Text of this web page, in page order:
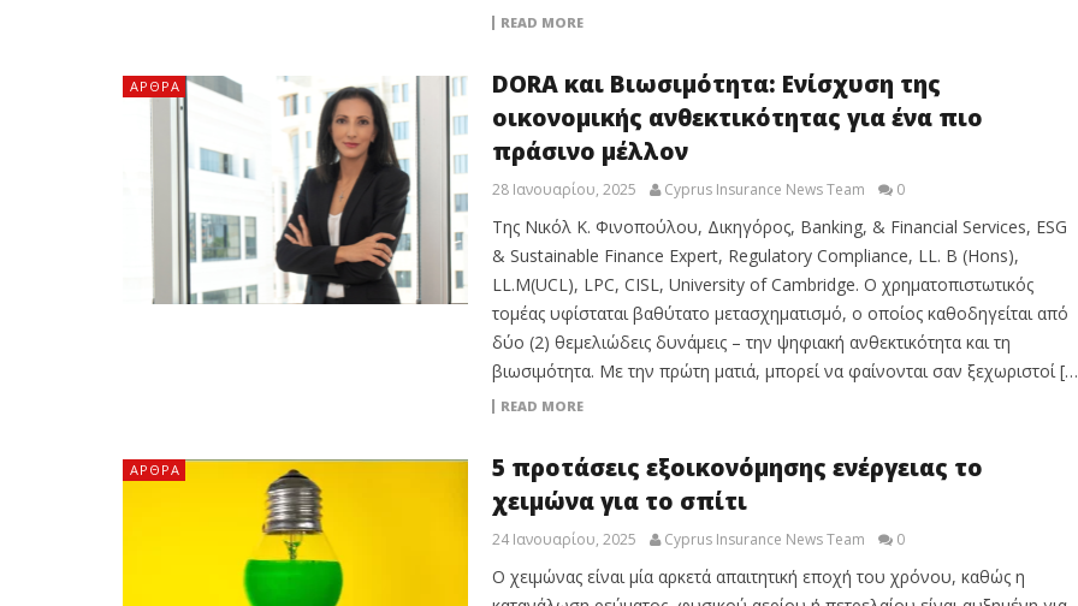
READ MORE
ΆΡΘΡΑ
DORA και Βιωσιμότητα: Ενίσχυση της
οικονομικής ανθεκτικότητας για ένα πιο
πράσινο μέλλον
28 Ιανουαρίου, 2025 Cyprus Insurance News Team 0
Της Νικόλ K. Φινοπούλου, Δικηγόρος, Banking, & Financial Services, ESG
& Sustainable Finance Expert, Regulatory Compliance, LL. B (Hons),
LL.M(UCL), LPC, CISL, University of Cambridge. Ο χρηματοπιστωτικός
τομέας υφίσταται βαθύτατο μετασχηματισμό, ο οποίος καθοδηγείται από
δύο (2) θεμελιώδεις δυνάμεις – την ψηφιακή ανθεκτικότητα και τη
βιωσιμότητα. Με την πρώτη ματιά, μπορεί να φαίνονται σαν ξεχωριστοί
READ MORE
ΆΡΘΡΑ
5 προτάσεις εξοικονόμησης ενέργειας το
χειμώνα για το σπίτι
24 Ιανουαρίου, 2025 Cyprus Insurance News Team 0
Ο χειμώνας είναι μία αρκετά απαιτητική εποχή του χρόνου, καθώς η